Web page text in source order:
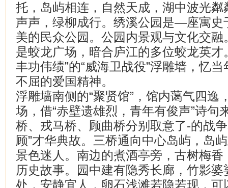
托，岛屿相连，自然天成，湖中波光
声声，绿柳成行。绣溪公园是—座寓史
美的民众公园。公园内景观与文化交
是蛟龙广场，暗合庐江的多位蛟龙英才
丰功伟绩”的“威海卫战役”浮雕墙，忆
不屈的爱国精神。
浮雕墙南侧的“聚贤馆”，馆内蔼气四逸
场，借“赤壁遗雄烈，青年有俊声”诗句
桥、戎马桥、顾曲桥分别取意了-的战
顾”才华典故。三桥通向中心岛屿，岛
景色迷人。南边的煮酒亭旁，古树梅香
历史故事。园中建有隐秀长廊，竹影
处，安静宜人，卵石浅滩若隐若现，